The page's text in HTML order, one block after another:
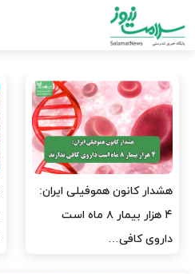
مدیران پرستاری باید حامی
پرستاران باشند، نه عامل فشار